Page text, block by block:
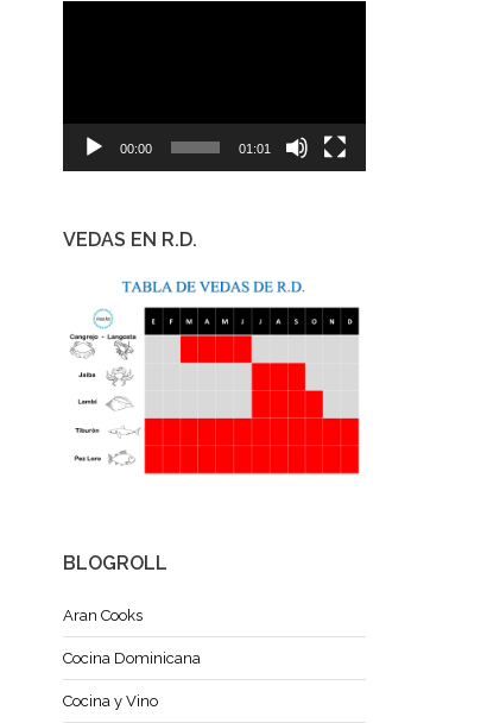
00:00 01:01
VEDAS EN R.D.
BLOGROLL
Aran Cooks
Cocina Dominicana
Cocina y Vino